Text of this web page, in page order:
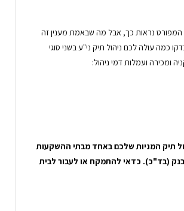
נראות כך, אבל מה שבאמת מענין זה
כמה עולה לכם ניהול תיק ני"ע בשני סוגי
ומכירה ועמלות דמי ניהול:
תיק המניות שלכם באחד מבתי ההשקעות
(בד"כ). כדאי להתמקח או לעבור לבית